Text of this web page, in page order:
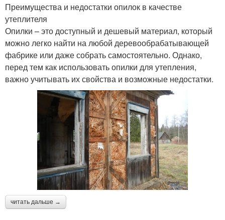
Преимущества и недостатки опилок в качестве
утеплителя
Опилки – это доступный и дешевый материал, который
можно легко найти на любой деревообрабатывающей
фабрике или даже собрать самостоятельно. Однако,
перед тем как использовать опилки для утепления,
важно учитывать их свойства и возможные недостатки.
читать дальше →